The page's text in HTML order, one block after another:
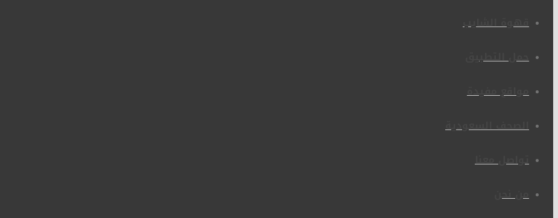
قهوة الشايب
حمل التطبيق
مواقع مفيدة
الصحف السعودية
تواصل معنا
من نحن